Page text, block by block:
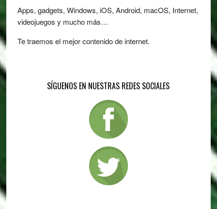
Apps, gadgets, Windows, iOS, Android, macOS, Internet,
videojuegos y mucho más…
Te traemos el mejor contenido de internet.
SÍGUENOS EN NUESTRAS REDES SOCIALES